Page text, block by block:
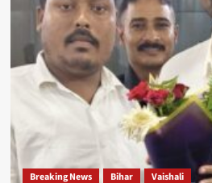
Breaking News Bihar Vaishali